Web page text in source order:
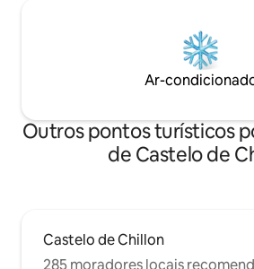
Ar-
Outros pontos turísticos
de Castelo de
Castelo de Chillon